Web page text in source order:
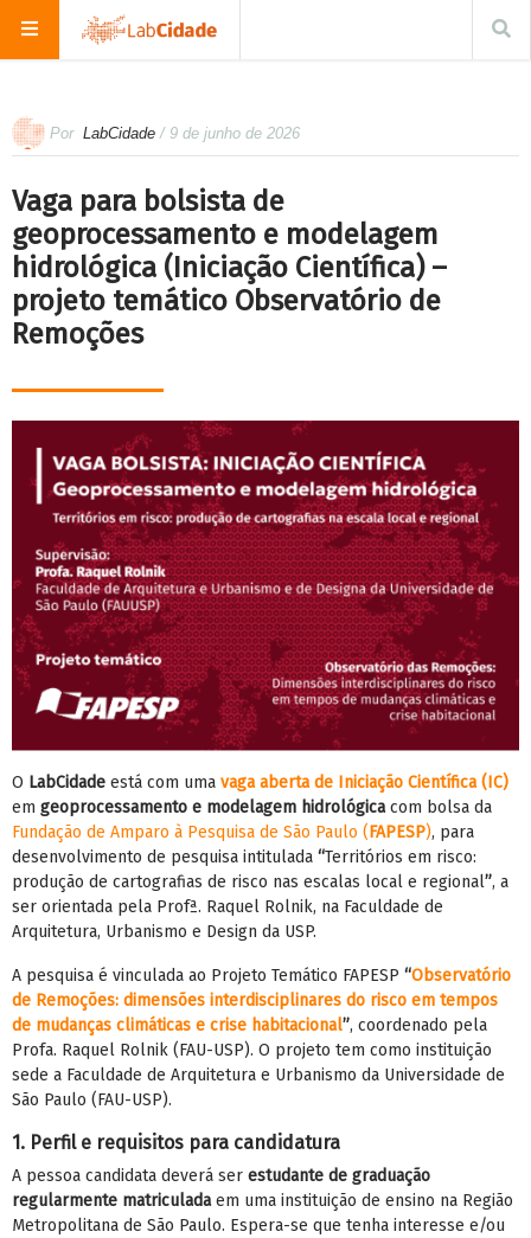
Por LabCidade / 9 de junho de 2026
Vaga para bolsista de
geoprocessamento e modelagem
hidrológica (Iniciação Científica) –
projeto temático Observatório de
Remoções
O LabCidade está com uma vaga aberta de Iniciação Científica (IC)
em geoprocessamento e modelagem hidrológicacom bolsa da
Fundação de Amparo à Pesquisa de São Paulo (FAPESP), para
desenvolvimento de pesquisa intitulada “Territórios em risco:
produção de cartografias de risco nas escalas local e regional”, a
ser orientada pela Profª. Raquel Rolnik, na Faculdade de
Arquitetura, Urbanismo e Design da USP.
A pesquisa é vinculada ao Projeto Temático FAPESP “Observatório
de Remoções: dimensões interdisciplinares do risco em tempos
de mudanças climáticas e crise habitacional”, coordenado pela
Profa. Raquel Rolnik (FAU-USP). O projeto tem como instituição
sede a Faculdade de Arquitetura e Urbanismo da Universidade de
São Paulo (FAU-USP).
1. Perfil e requisitos para candidatura
A pessoa candidata deverá ser estudante de graduação
regularmente matriculadaem uma instituição de ensino na Região
Metropolitana de São Paulo. Espera-se que tenha interesse e/ou